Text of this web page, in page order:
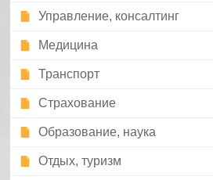
Управление, консалтинг
Медицина
Транспорт
Страхование
Образование, наука
Отдых, туризм